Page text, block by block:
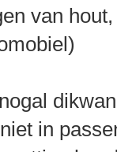
van
in